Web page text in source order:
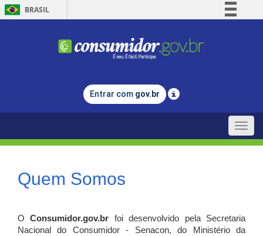
BRASIL
Comunica BR
Legislação
Entrar com gov.br
Toggle
Quem Somos
OConsumidor.gov.br
foi desenvolvido pela Secretaria
Nacional do Consumidor - Senacon, do Ministério da